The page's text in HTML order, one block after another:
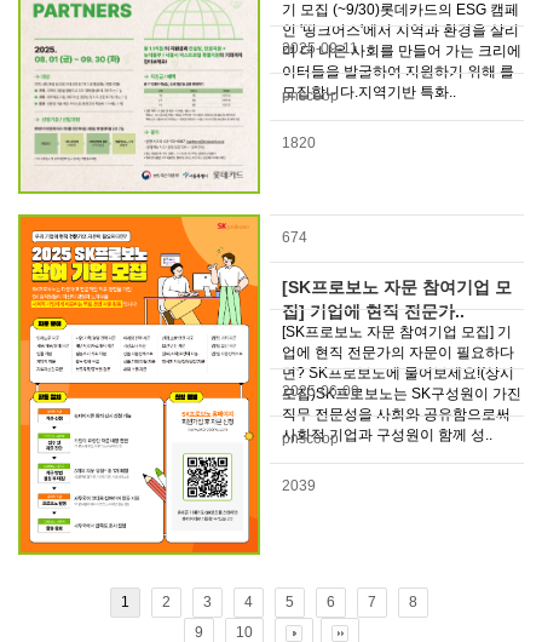
기 모집 (~9/30)롯데카드의 ESG 캠페
인 '띵크어스'에서 지역과 환경을 살리
며 더 나은 사회를 만들어 가는 크리에
이터들을 발굴하여 지원하기 위해 를
모집합니다.지역기반 특화..
2025-09-11
pnscoop
1820
674
[SK프로보노 자문 참여기업 모
집] 기업에 현직 전문가..
[SK프로보노 자문 참여기업 모집] 기
업에 현직 전문가의 자문이 필요하다
면? SK프로보노에 물어보세요!(상시
모집)SK프로보노는 SK구성원이 가진
직무 전문성을 사회와 공유함으로써
사회적 기업과 구성원이 함께 성..
2025-06-09
pnscoop
2039
1 2 3 4 5 6 7
8
9
10